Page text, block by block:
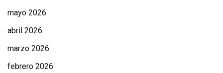
mayo 2026
abril 2026
marzo 2026
febrero 2026